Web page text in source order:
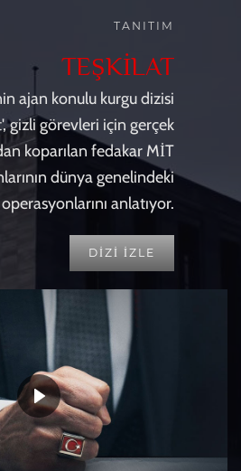
TANITIM
TEŞKİLAT
ajan konulu kurgu dizisi
gizli görevleri için gerçek
koparılan fedakar MİT
dünya genelindeki
operasyonlarını anlatıyor.
DİZİ İZLE